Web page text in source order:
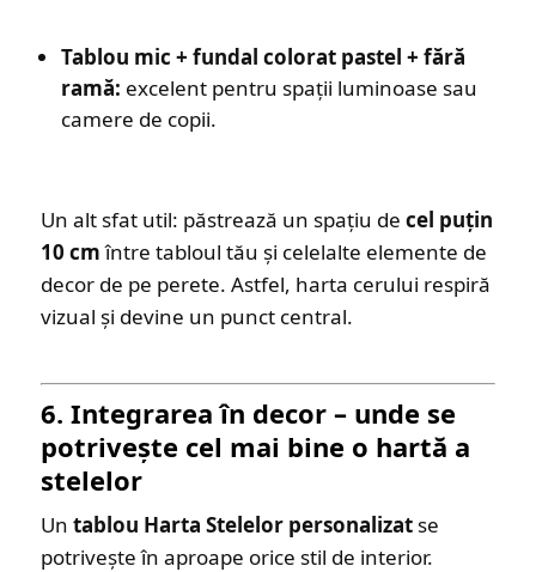
Tablou mic + fundal colorat pastel + fără
ramă: excelent pentru spații luminoase sau
camere de copii.
Un alt sfat util: păstrează un spațiu de cel puțin
10 cmîntre tabloul tău și celelalte elemente de
decor de pe perete. Astfel, harta cerului respiră
vizual și devine un punct central.
6. Integrarea în decor – unde se
potrivește cel mai bine o hartă a
stelelor
Un tablou Harta Stelelor personalizatse
potrivește în aproape orice stil de interior.